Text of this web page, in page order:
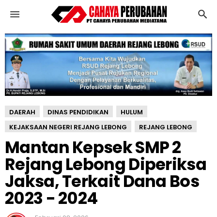
M
n
t
a
e
p
s
e
k
M
P
2
R
j
DAERAH DINAS PENDIDIKAN
HULUM
KEJAKSAAN NEGERI REJANG LEBONG
REJANG LEBONG
Mantan Kepsek SMP 2
Rejang Lebong Diperiksa
Jaksa, Terkait Dana Bos
2023 - 2024